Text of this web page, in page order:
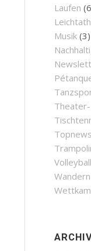
Laufen
Musik (3)
Topnews
Volleyball
Wandern